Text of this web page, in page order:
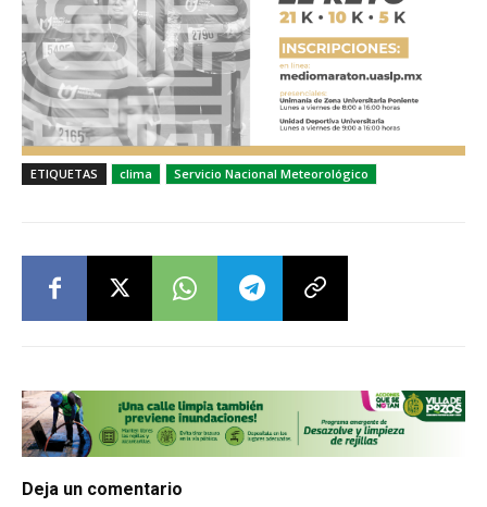
ETIQUETAS clima Servicio Nacional Meteorológico
Deja un comentario